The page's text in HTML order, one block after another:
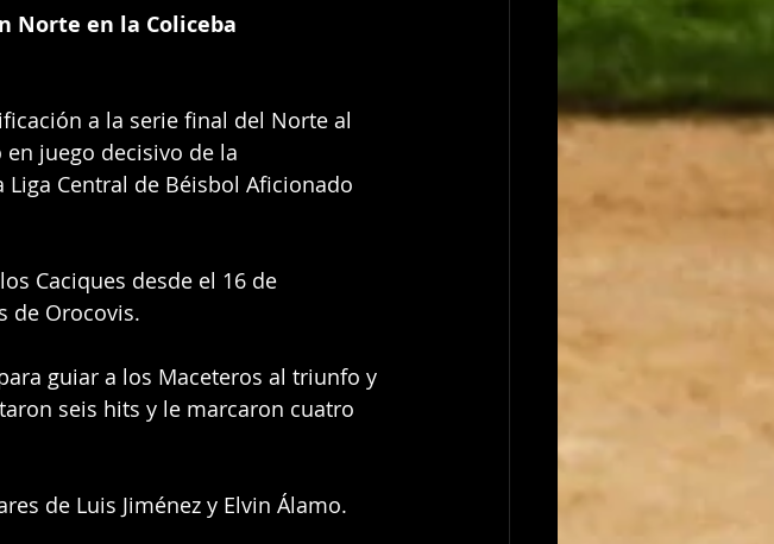
Norte en la Coliceba
a la serie final del Norte al
juego decisivo de la
Central de Béisbol Aficionado
Caciques desde el 16 de
de Orocovis.
guiar a los Maceteros al triunfo y
seis hits y le marcaron cuatro
de Luis Jiménez y Elvin Álamo.